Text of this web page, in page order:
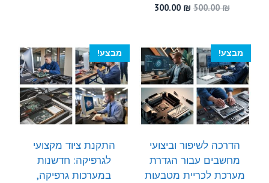
500.00₪
המחיר
500.00 ₪.
300.00 ₪
300.00 ₪.
מבצע!
הדרכה לשיפור וביצועי
מחשבים עבור הגדרת
מערכת לכריית מטבעות
מבצע!
התקנת ציוד מקצועי
לגרפיקה: חדשנות
במערכות גרפיקה,